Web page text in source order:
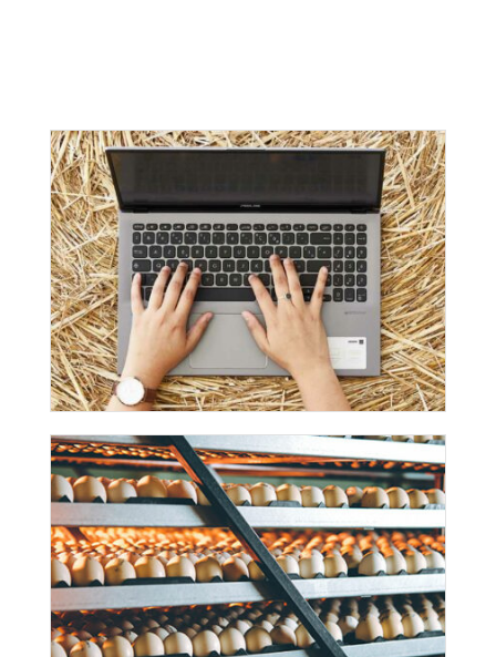
Logiciel agricole : Pourquoi la
connaissance métier est aussi importante
que la technologie